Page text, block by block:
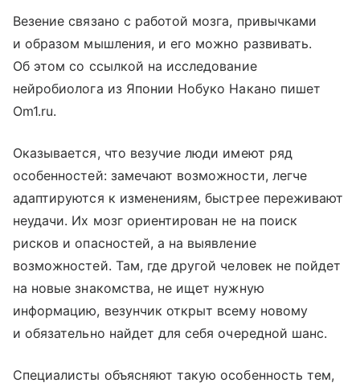
Везение связано с работой мозга, привычками
и образом мышления, и его можно развивать.
Об этом со ссылкой на исследование
нейробиолога из Японии Нобуко Накано пишет
Om1.ru.
Оказывается, что везучие люди имеют ряд
особенностей: замечают возможности, легче
адаптируются к изменениям, быстрее переживают
неудачи. Их мозг ориентирован не на поиск
рисков и опасностей, а на выявление
возможностей. Там, где другой человек не пойдет
на новые знакомства, не ищет нужную
информацию, везунчик открыт всему новому
и обязательно найдет для себя очередной шанс.
Специалисты объясняют такую особенность тем,